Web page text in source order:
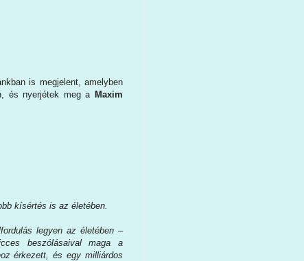
is megjelent, amelyben
és nyerjétek meg a Maxim
kísértés is az életében.
legyen az életében –
beszólásaival maga a
érkezett, és egy milliárdos